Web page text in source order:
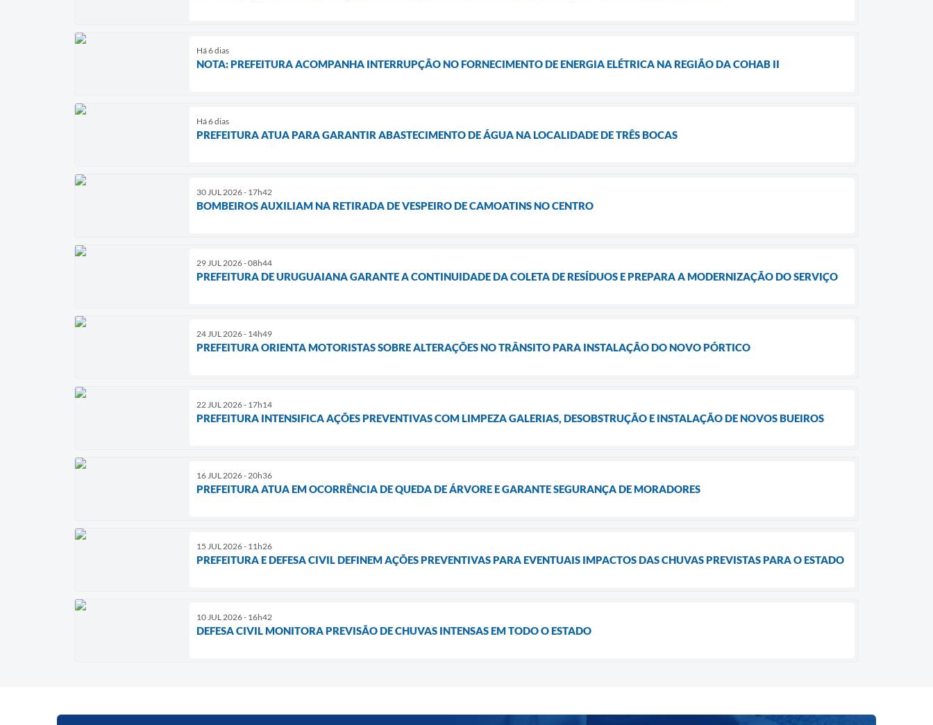
Há 6 dias
NOTA: PREFEITURA ACOMPANHA INTERRUPÇÃO NO FORNECIMENTO DE ENERGIA ELÉTRICA NA REGIÃO DA COHAB II
Há 6 dias
PREFEITURA ATUA PARA GARANTIR ABASTECIMENTO DE ÁGUA NA LOCALIDADE DE TRÊS BOCAS
30 JUL 2026 - 17h42
BOMBEIROS AUXILIAM NA RETIRADA DE VESPEIRO DE CAMOATINS NO CENTRO
29 JUL 2026 - 08h44
PREFEITURA DE URUGUAIANA GARANTE A CONTINUIDADE DA COLETA DE RESÍDUOS E PREPARA A MODERNIZAÇÃO DO SERVIÇO
24 JUL 2026 - 14h49
PREFEITURA ORIENTA MOTORISTAS SOBRE ALTERAÇÕES NO TRÂNSITO PARA INSTALAÇÃO DO NOVO PÓRTICO
22 JUL 2026 - 17h14
PREFEITURA INTENSIFICA AÇÕES PREVENTIVAS COM LIMPEZA GALERIAS, DESOBSTRUÇÃO E INSTALAÇÃO DE NOVOS BUEIROS
16 JUL 2026 - 20h36
PREFEITURA ATUA EM OCORRÊNCIA DE QUEDA DE ÁRVORE E GARANTE SEGURANÇA DE MORADORES
15 JUL 2026 - 11h26
PREFEITURA E DEFESA CIVIL DEFINEM AÇÕES PREVENTIVAS PARA EVENTUAIS IMPACTOS DAS CHUVAS PREVISTAS PARA O ESTADO
10 JUL 2026 - 16h42
DEFESA CIVIL MONITORA PREVISÃO DE CHUVAS INTENSAS EM TODO O ESTADO